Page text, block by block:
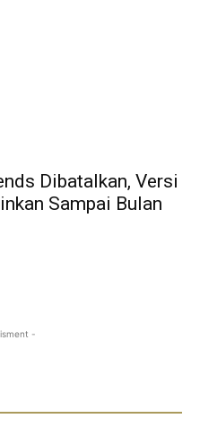
Dibatalkan, Versi
Sampai Bulan
-